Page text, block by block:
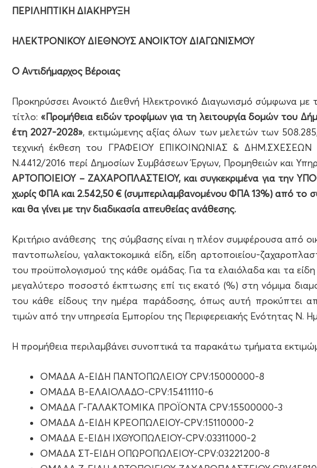
ΠΕΡΙΛΗΠΤΙΚΗ ΔΙΑΚΗΡΥΞΗ
ΗΛΕΚΤΡΟΝΙΚΟΥ ΔΙΕΘΝΟΥΣ ΑΝΟΙΚΤΟΥ ΔΙΑΓΩΝΙΣΜΟΥ
Ο Αντιδήμαρχος Βέροιας
Προκηρύσσει Ανοικτό Διεθνή Ηλεκτρονικό Διαγωνισμό σύμφωνα με
τίτλο: «Προμήθεια ειδών τροφίμων για τη λειτουργία δομών του
έτη 2027-2028», εκτιμώμενης αξίας όλων των μελετών των
τεχνική έκθεση του ΓΡΑΦΕΙΟΥ ΕΠΙΚΟΙΝΩΝΙΑΣ &
Ν.4412/2016 περί Δημοσίων Συμβάσεων Έργων, Προμηθειών και
ΑΡΤΟΠΟΙΕΙΟΥ – ΖΑΧΑΡΟΠΛΑΣΤΕΙΟΥ, και συγκεκριμένα για την
χωρίς ΦΠΑ και 2.542,50 € (συμπεριλαμβανομένου ΦΠΑ 13%) από το
και θα γίνει με την διαδικασία απευθείας ανάθεσης.
Κριτήριο ανάθεσης της σύμβασης είναι η πλέον συμφέρουσα από
παντοπωλείου, γαλακτοκομικά είδη, είδη αρτοποιείου-
του προϋπολογισμού της κάθε ομάδας. Για τα ελαιόλαδα και τα
μεγαλύτερο ποσοστό έκπτωσης επί τις εκατό (%) στη νόμιμα
του κάθε είδους την ημέρα παράδοσης, όπως αυτή προκύπτει
τιμών από την υπηρεσία Εμπορίου της Περιφερειακής Ενότητας Ν.
Η προμήθεια περιλαμβάνει συνοπτικά τα παρακάτω τμήματα
ΟΜΑΔΑ Α-ΕΙΔΗ ΠΑΝΤΟΠΩΛΕΙΟΥ CPV:15000000-8
ΟΜΑΔΑ Β-ΕΛΑΙΟΛΑΔΟ-CPV:15411110-6
ΟΜΑΔΑ Γ-ΓΑΛΑΚΤΟΜΙΚΑ ΠΡΟΪΟΝΤΑ CPV:15500000-3
ΟΜΑΔΑ Δ-ΕΙΔΗ ΚΡΕΟΠΩΛΕΙΟΥ-CPV:15110000-2
ΟΜΑΔΑ Ε-ΕΙΔΗ ΙΧΘΥΟΠΩΛΕΙΟΥ-CPV:03311000-2
ΟΜΑΔΑ ΣΤ-ΕΙΔΗ ΟΠΩΡΟΠΩΛΕΙΟΥ-CPV:03221200-8